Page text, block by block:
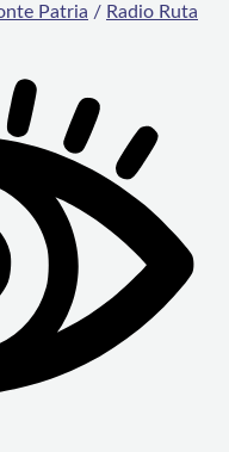
Patria / Radio Ruta